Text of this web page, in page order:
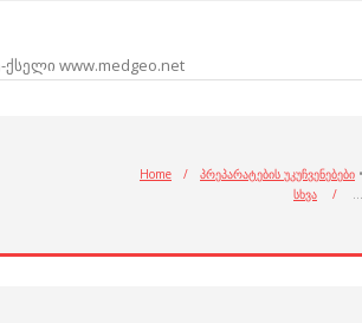
www.medgeo.net
Home / პრეპარატების უკუჩვენებები •
სხვა
/ …